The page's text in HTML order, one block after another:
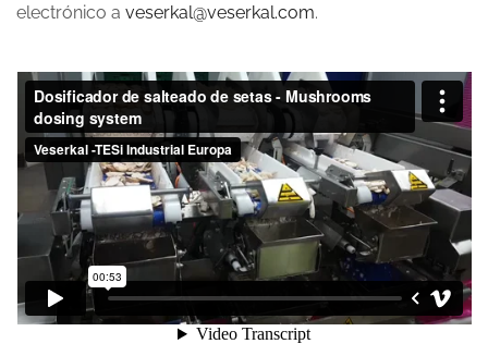
electrónico a veserkal@veserkal.com.